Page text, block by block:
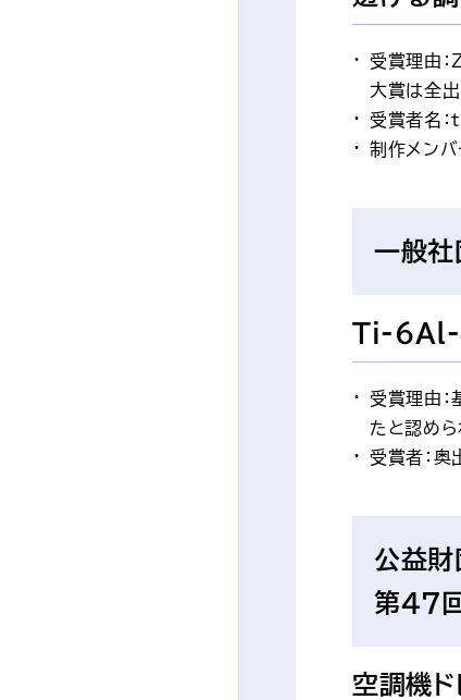
受賞理由
大賞は全出
受賞者名
制作メンバ
一般社
Ti-6Al-
受賞理由
たと認めら
受賞者：奥
公益
第47
空調機